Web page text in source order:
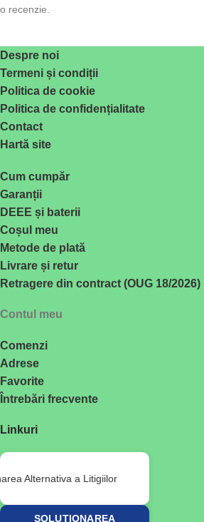
o recenzie.
Despre noi
Termeni și condiții
Politica de cookie
Politica de confidențialitate
Contact
Hartă site
Cum cumpăr
Garanții
DEEE și baterii
Coșul meu
Metode de plată
Livrare și retur
Retragere din contract (OUG 18/2026)
Contul meu
Comenzi
Adrese
Favorite
Întrebări frecvente
Linkuri
SOLUȚIONAREA